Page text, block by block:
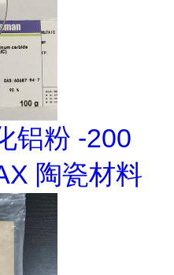
铝粉 -200
陶瓷材料